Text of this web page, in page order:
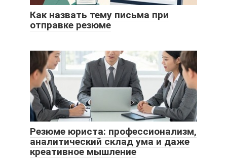
Как назвать тему письма при
отправке резюме
Резюме юриста: профессионализм,
аналитический склад ума и даже
креативное мышление